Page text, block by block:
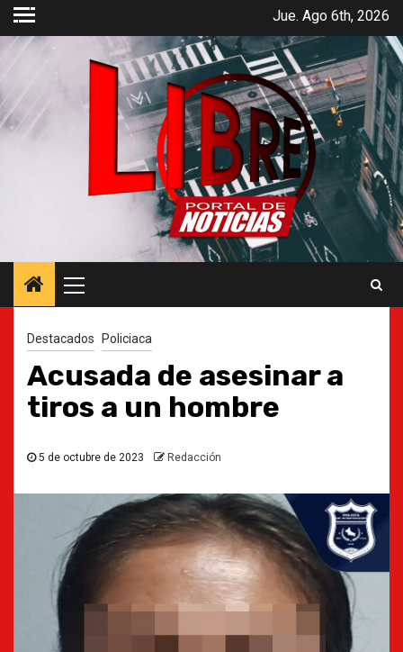
Saltar
contenido
Jue. Ago 6th, 2026
principal
Destacados Policiaca
Acusada de asesinar a
tiros a un hombre
5 de octubre de 2023 Redacción